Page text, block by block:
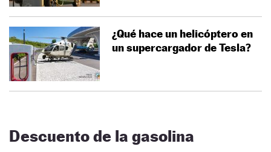
¿Qué hace un helicóptero en
un supercargador de Tesla?
Descuento de la gasolina